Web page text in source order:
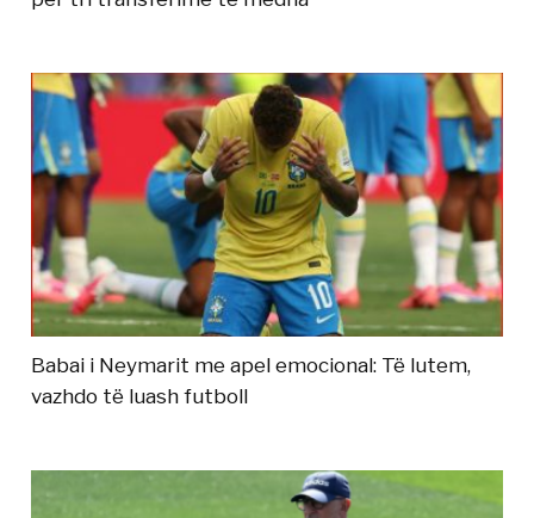
Babai i Neymarit me apel emocional: Të lutem,
vazhdo të luash futboll